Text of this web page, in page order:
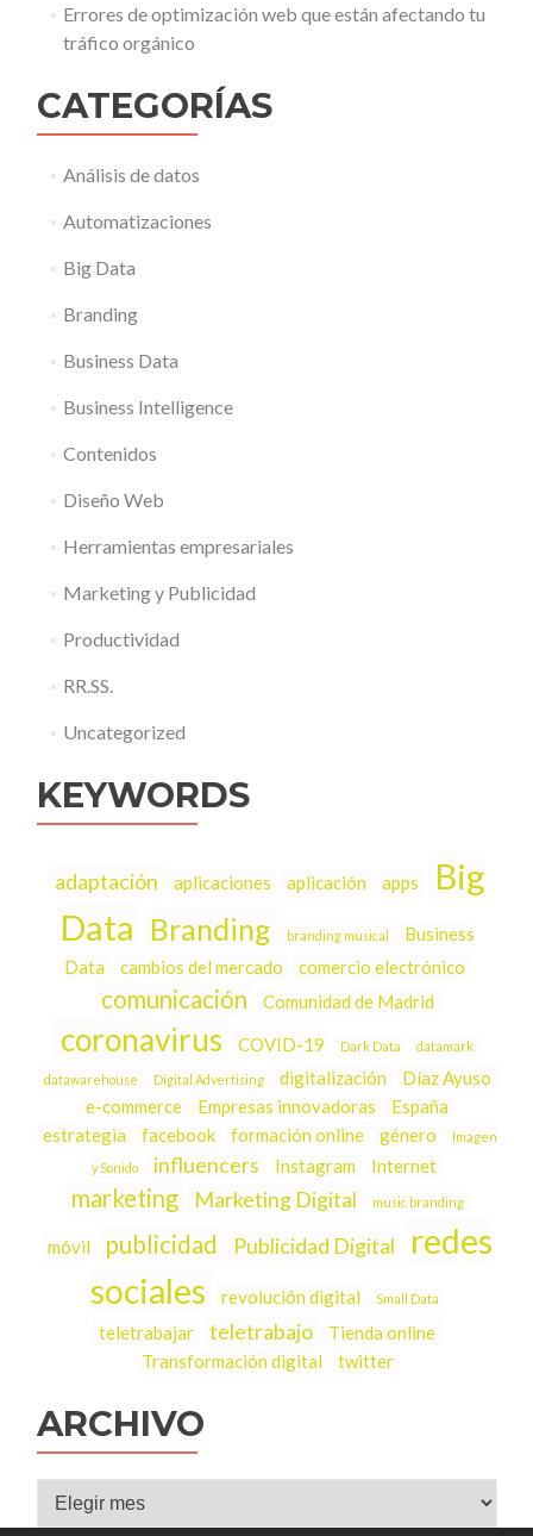
Errores de optimización web que están afectando tu
tráfico orgánico
CATEGORÍAS
Análisis de datos
Automatizaciones
Big Data
Branding
Business Data
Business Intelligence
Contenidos
Diseño Web
Herramientas empresariales
Marketing y Publicidad
Productividad
RR.SS.
Uncategorized
KEYWORDS
adaptación aplicaciones aplicación apps
Big
Data Branding branding musical
Business
Data
cambios del mercado comercio electrónico
comunicación Comunidad de Madrid
coronavirus COVID-19 Dark Data datamark
datawarehouse Digital Advertising digitalización
Díaz Ayuso
e-commerce
Empresas innovadoras
España
estrategia
facebook formación online género
Imagen
y Sonido
influencers Instagram Internet
marketing Marketing Digital music branding
móvil publicidad Publicidad Digital
redes
sociales
revolución digital Small Data
teletrabajar teletrabajo
Tienda online
Transformación digital
twitter
ARCHIVO
Archivo